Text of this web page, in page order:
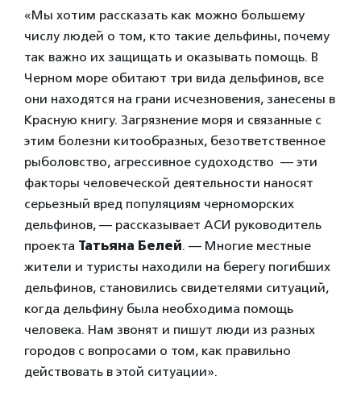
«Мы хотим рассказать как можно большему
числу людей о том, кто такие дельфины, почему
так важно их защищать и оказывать помощь. В
Черном море обитают три вида дельфинов, все
они находятся на грани исчезновения, занесены в
Красную книгу. Загрязнение моря и связанные с
этим болезни китообразных, безответственное
рыболовство, агрессивное судоходство — эти
факторы человеческой деятельности наносят
серьезный вред популяциям черноморских
дельфинов, — рассказывает АСИ руководитель
проекта Татьяна Белей. — Многие местные
жители и туристы находили на берегу погибших
дельфинов, становились свидетелями ситуаций,
когда дельфину была необходима помощь
человека. Нам звонят и пишут люди из разных
городов с вопросами о том, как правильно
действовать в этой ситуации».